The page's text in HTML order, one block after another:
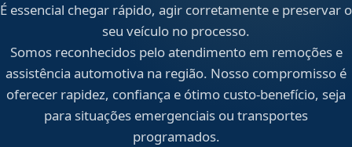
É essencial chegar rápido, agir corretamente e preservar o
seu veículo no processo.
Somos reconhecidos pelo atendimento em remoções e
assistência automotiva na região. Nosso compromisso é
oferecer rapidez, confiança e ótimo custo-benefício, seja
para situações emergenciais ou transportes
programados.